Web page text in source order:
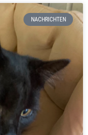
NACHRICHTEN